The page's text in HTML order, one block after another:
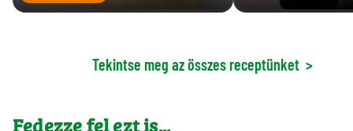
Tekintse meg az összes receptünket >
Fedezze fel ezt is...